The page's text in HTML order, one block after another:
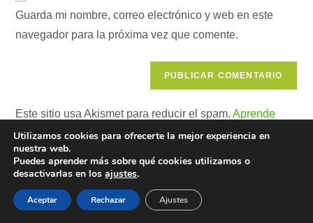
comentar
para
comentar
de
tu
web
Guarda mi nombre, correo electrónico y web en este
navegador para la próxima vez que comente.
Este sitio usa Akismet para reducir el spam.Aprende
cómo se procesan los datos de tus comentarios.
Utilizamos cookies para ofrecerte la mejor experiencia en
nuestra web.
Puedes aprender más sobre qué cookies utilizamos o
desactivarlas en los ajustes.
Aceptar Rechazar Ajustes